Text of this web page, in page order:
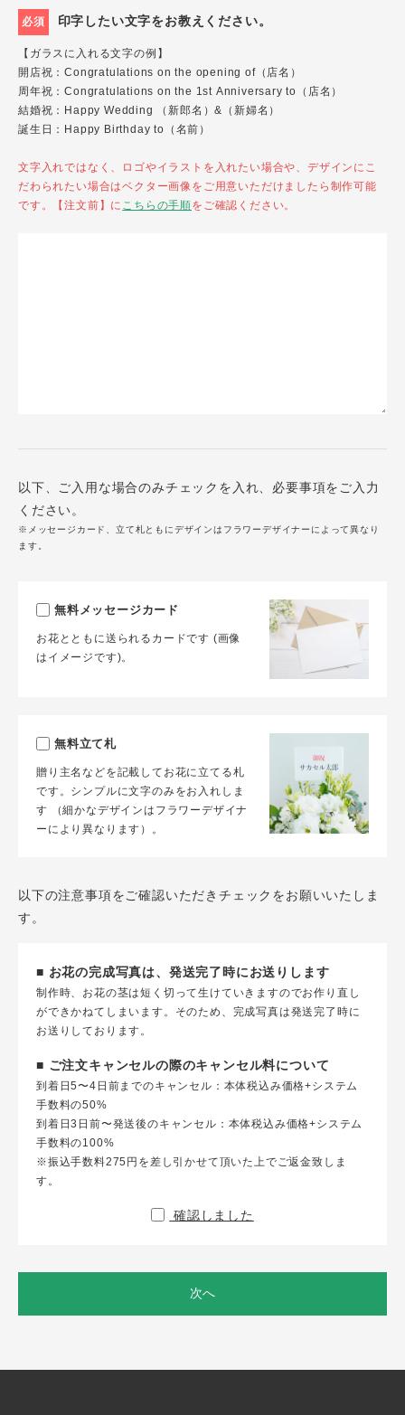
必須 印字したい文字をお教えください。
【ガラスに入れる文字の例】
開店祝：Congratulations on the opening of（店名）
周年祝：Congratulations on the 1st Anniversary to（店名）
結婚祝：Happy Wedding （新郎名）&（新婦名）
誕生日：Happy Birthday to（名前）
文字入れではなく、ロゴやイラストを入れたい場合や、デザインにこ
だわられたい場合はベクター画像をご用意いただけましたら制作可能
です。【注文前】に こちらの手順をご確認ください。
以下、ご入用な場合のみチェックを入れ、必要事項をご入力
ください。
※メッセージカード、立て札ともにデザインはフラワーデザイナーによって異なり
ます。
無料メッセージカード
お花とともに送られるカードです (画像
はイメージです)。
無料立て札
贈り主名などを記載してお花に立てる札
です。シンプルに文字のみをお入れしま
す （細かなデザインはフラワーデザイナ
ーにより異なります）。
以下の注意事項をご確認いただきチェックをお願いいたしま
す。
■ お花の完成写真は、発送完了時にお送りします
制作時、お花の茎は短く切って生けていきますのでお作り直し
ができかねてしまいます。そのため、完成写真は発送完了時に
お送りしております。
■ ご注文キャンセルの際のキャンセル料について
到着日5〜4日前までのキャンセル：本体税込み価格+システム
手数料の50%
到着日3日前〜発送後のキャンセル：本体税込み価格+システム
手数料の100%
※振込手数料275円を差し引かせて頂いた上でご返金致しま
す。
確認しました
次へ